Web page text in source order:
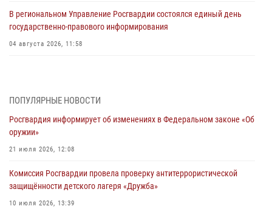
В региональном Управление Росгвардии состоялся единый день
государственно-правового информирования
04 августа 2026, 11:58
03 августа 2026, 17:21
21 единицу оружия изъяли Псковские росгвардейцы за неделю
03 августа 2026, 14:10
безопасности во время празднования Дня ВДВ
02 августа 2026, 13:28
ПОПУЛЯРНЫЕ НОВОСТИ
Росгвардия информирует об изменениях в Федеральном законе «Об
оружии»
21 июля 2026, 12:08
Комиссия Росгвардии провела проверку антитеррористической
защищённости детского лагеря «Дружба»
10 июля 2026, 13:39